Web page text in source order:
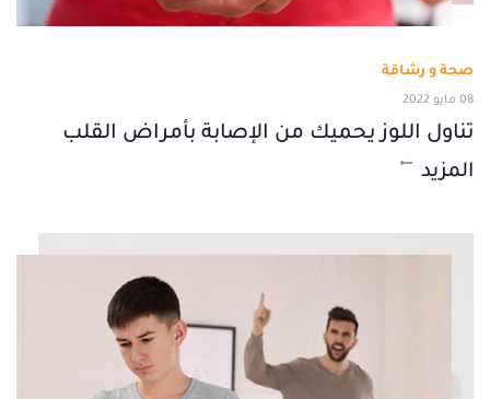
صحة و رشاقة
08 مايو 2022
تناول اللوز يحميك من الإصابة بأمراض القلب
المزيد